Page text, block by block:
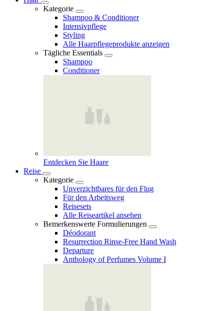
Kategorie
Shampoo & Conditioner
Intensivpflege
Styling
Alle Haarpflegeprodukte anzeigen
Tägliche Essentials
Shampoo
Conditioner
Entdecken Sie Haare
Reise
Kategorie
Unverzichtbares für den Flug
Für den Arbeitsweg
Reisesets
Alle Reiseartikel ansehen
Bemerkenswerte Formulierungen
Déodorant
Resurrection Rinse‑Free Hand Wash
Departure
Anthology of Perfumes Volume I